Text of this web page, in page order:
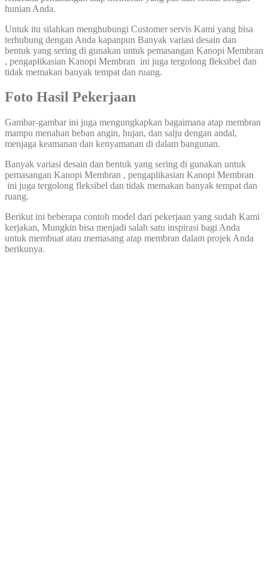
hunian Anda.
Untuk itu silahkan menghubungi Customer servis Kami yang bisa
terhubung dengan Anda kapanpun Banyak variasi desain dan
bentuk yang sering di gunakan untuk pemasangan Kanopi Membran
, pengaplikasian Kanopi Membran ini juga tergolong fleksibel dan
tidak memakan banyak tempat dan ruang.
Foto Hasil Pekerjaan
Gambar-gambar ini juga mengungkapkan bagaimana atap membran
mampu menahan beban angin, hujan, dan salju dengan andal,
menjaga keamanan dan kenyamanan di dalam bangunan.
Banyak variasi desain dan bentuk yang sering di gunakan untuk
pemasangan Kanopi Membran , pengaplikasian Kanopi Membran
ini juga tergolong fleksibel dan tidak memakan banyak tempat dan
ruang.
Berikut ini beberapa contoh model dari pekerjaan yang sudah Kami
kerjakan, Mungkin bisa menjadi salah satu inspirasi bagi Anda
untuk membuat atau memasang atap membran dalam projek Anda
berikunya.